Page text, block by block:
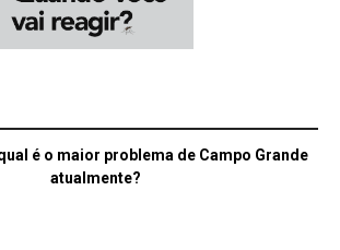
é o maior problema de Campo Grande
atualmente?